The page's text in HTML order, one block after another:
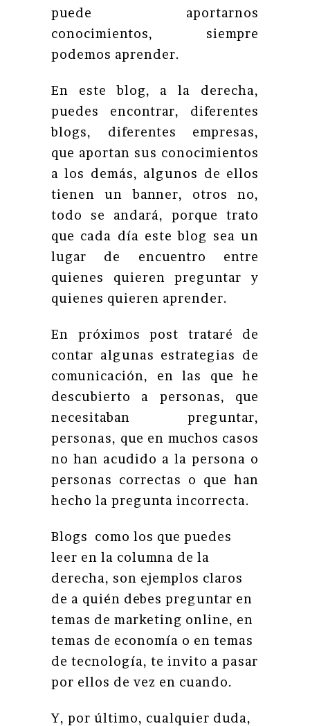
puede aportarnos
conocimientos, siempre
podemos aprender.
En este blog, a la derecha,
puedes encontrar, diferentes
blogs, diferentes empresas,
que aportan sus conocimientos
a los demás, algunos de ellos
tienen un banner, otros no,
todo se andará, porque trato
que cada día este blog sea un
lugar de encuentro entre
quienes quieren preguntar y
quienes quieren aprender.
En próximos post trataré de
contar algunas estrategias de
comunicación, en las que he
descubierto a personas, que
necesitaban preguntar,
personas, que en muchos casos
no han acudido a la persona o
personas correctas o que han
hecho la pregunta incorrecta.
Blogs como los que puedes
leer en la columna de la
derecha, son ejemplos claros
de a quién debes preguntar en
temas de marketing online, en
temas de economía o en temas
de tecnología, te invito a pasar
por ellos de vez en cuando.
Y, por último, cualquier duda,